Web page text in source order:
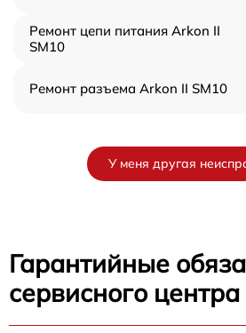
Ремонт цепи питания Arkon II
SM10
Ремонт разъема Arkon II SM10
У меня другая
Гарантийные
сервисного